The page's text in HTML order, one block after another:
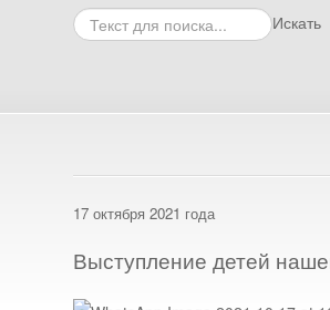
Искать
17 октября 2021 года
Выступление детей